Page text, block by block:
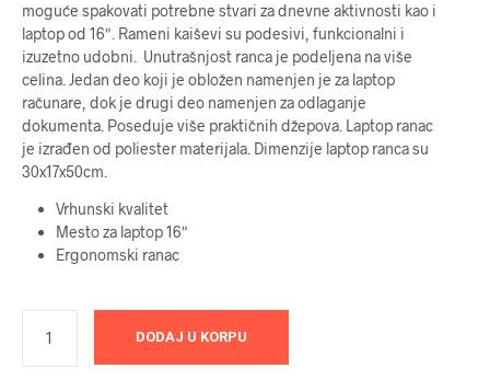
moguće spakovati potrebne stvari za dnevne aktivnosti kao i
laptop od 16″. Rameni kaiševi su podesivi, funkcionalni i
izuzetno udobni. Unutrašnjost ranca je podeljena na više
celina. Jedan deo koji je obložen namenjen je za laptop
računare, dok je drugi deo namenjen za odlaganje
dokumenta. Poseduje više praktičnih džepova. Laptop ranac
je izrađen od poliester materijala. Dimenzije laptop ranca su
30x17x50cm.
Vrhunski kvalitet
Mesto za laptop 16″
Ergonomski ranac
DODAJ U KORPU